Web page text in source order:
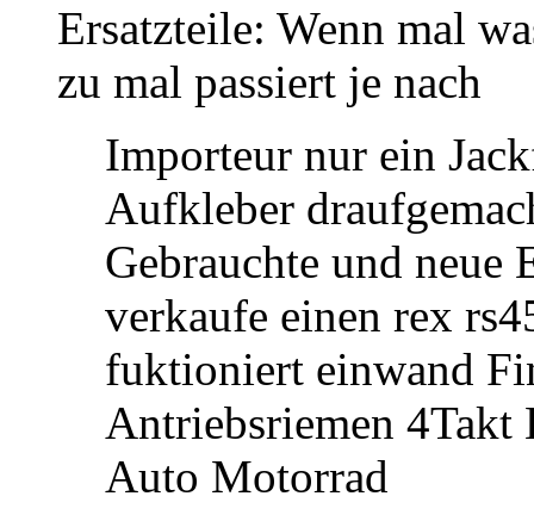
Ersatzteile: Wenn mal
zu mal passiert je nach
Importeur nur ein
Aufkleber
Gebrauchte und neue
verkaufe einen rex
fuktioniert einwand
Antriebsriemen
Auto Motorrad